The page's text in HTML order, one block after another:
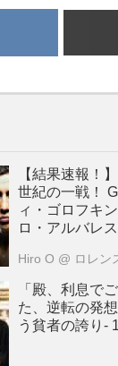
門で勝利した
ン・ハッチン
2010年、ハッ
のマン島TT
超える５勝を
ッチンソン。
さて、どのよ
プロディジー
「The Day Is
しました。こ
【結果速報！
世紀の一戦！
ィ・ゴロフキ
ロ・アルバレ
結末へ・・・
Hiro O @ ロレン
「殿、利息で
た、逆転の発
う貧者の誇り-